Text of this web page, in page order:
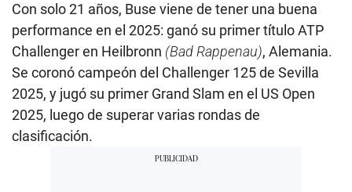
Con solo 21 años, Buse viene de tener una buena
performance en el 2025: ganó su primer título ATP
Challenger en Heilbronn (Bad Rappenau), Alemania.
Se coronó campeón del Challenger 125 de Sevilla
2025, y jugó su primer Grand Slam en el US Open
2025, luego de superar varias rondas de
clasificación.